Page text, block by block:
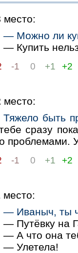
место:
— Можно ли
— Купить
-1 0 +1 +2
место:
Тяжело быть
сразу
проблемами.
-1 0 +1 +2
место:
— Иваныч, ты
— Путёвку на
— А что она
— Улетела!